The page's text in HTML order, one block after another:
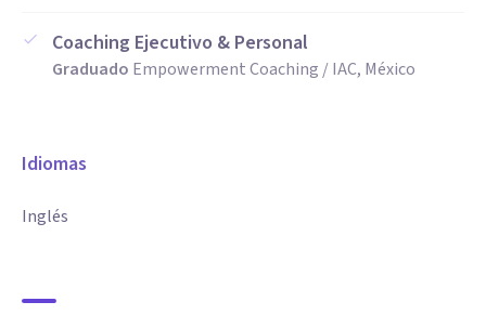
Coaching Ejecutivo & Personal
Graduado Empowerment Coaching / IAC, México
Idiomas
Inglés